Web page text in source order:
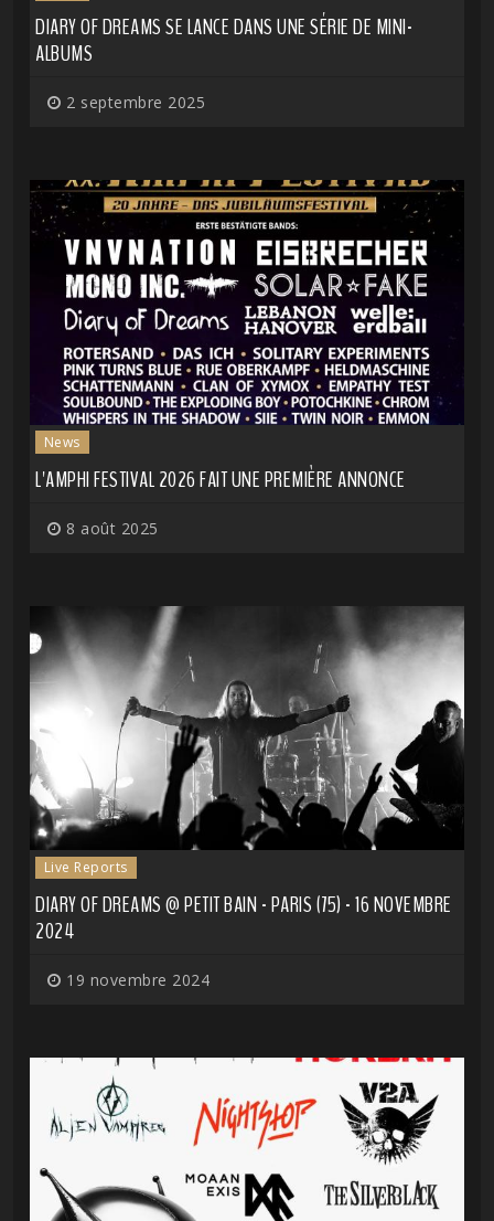
DIARY OF DREAMS SE LANCE DANS UNE SÉRIE DE MINI-
ALBUMS
2 septembre 2025
News
L'AMPHI FESTIVAL 2026 FAIT UNE PREMIÈRE ANNONCE
8 août 2025
Live Reports
DIARY OF DREAMS @ PETIT BAIN - PARIS (75) - 16 NOVEMBRE
2024
19 novembre 2024